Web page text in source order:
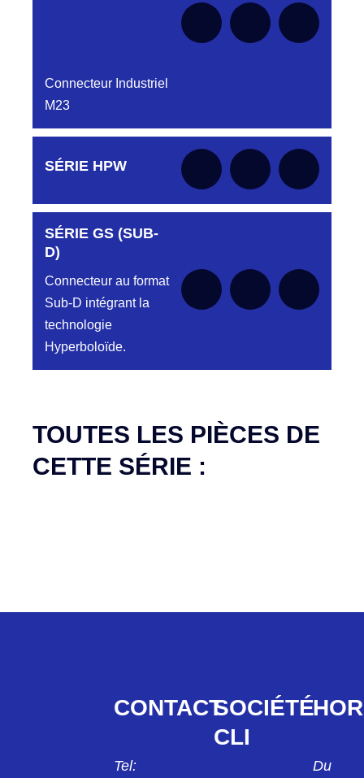
Connecteur Industriel
M23
Aucune pièce disponible pour cette série pour
le moment
SÉRIE HPW
Aucune pièce disponible pour cette série pour
SÉRIE GS (SUB-
D)
Connecteur au format
Sub-D intégrant la
technologie
Hyperboloïde.
TOUTES LES PIÈCES DE
CETTE SÉRIE :
CONTACT
Tel:
SOCIÉTÉ
CLI
Du